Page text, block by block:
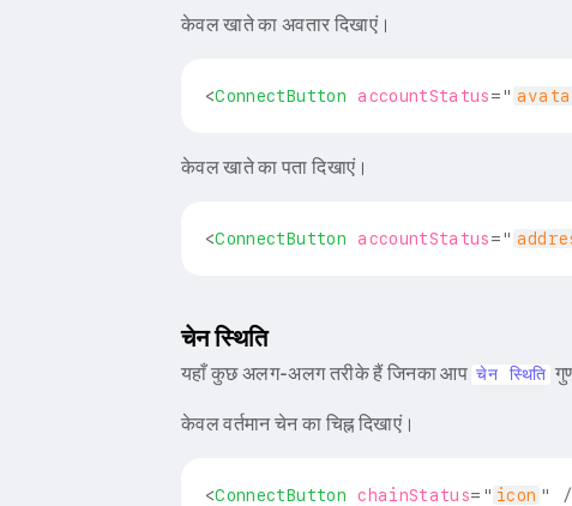
केवल खाते का अवतार दिखाएं।
<ConnectButton accountStatus="
केवल खाते का पता दिखाएं।
<ConnectButton accountStatus="
चेन स्थिति
यहाँ कुछ अलग-अलग तरीके हैं जिनका आप चेन स्थिति
केवल वर्तमान चेन का चिह्न दिखाएं।
<ConnectButton chainStatus= " icon "